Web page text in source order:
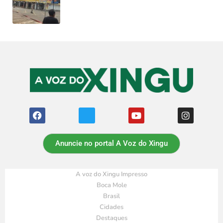
Anuncie no portal A Voz do Xingu
A voz do Xingu Impresso
Boca Mole
Brasil
Cidades
Destaques